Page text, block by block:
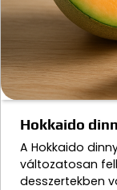
Hokkaido
A Hokkaido
változatosan
desszertekben